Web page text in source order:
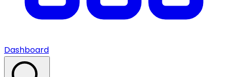
Dashboard